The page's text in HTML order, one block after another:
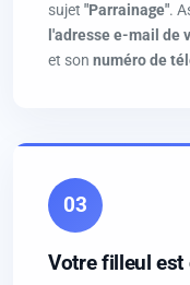
sujet "Parrainage".
l'adresse e-mail de
et son numéro de
03
Votre filleul est